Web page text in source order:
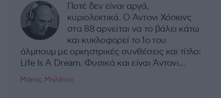
Ποτέ δεν είναι αργά,
κυριολεκτικά. Ο Άντονι Χόπκινς
στα 88 αρνείται να το βάλει κάτω
και κυκλοφορεί το 1ο του
άλμπουμ με ορχηστρικές συνθέσεις και τίτλο:
Life Is A Dream. Φυσικά και είναι Άντονι...
Μάκης Μηλάτος